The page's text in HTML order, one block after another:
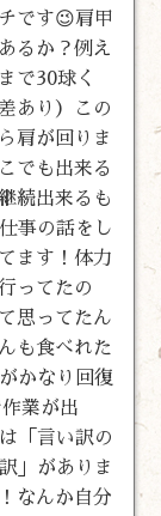
です😉肩甲
るか？例え
で30球く
あり）この
肩が回りま
でも出来る
続出来るも
事の話をし
ます！体力
ってたの
思ってたん
も食べれた
かなり回復
業が出
「言い訳の
」がありま
なんか自分